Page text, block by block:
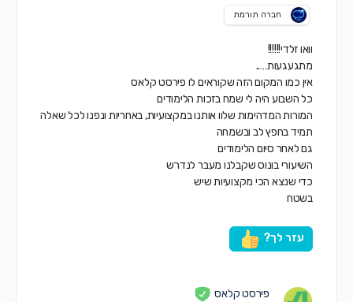
חברה תורמת
וואו זלדי!!!!!!
מתגעגעות…..
אין כמו המקום הזה שקוראים לו פירסט קלאס
כל השבוע היה לי שמח בזכות הלימודים
המורות המדהימות שלוו אותנו במקצועיות, באחריות ונפנו לכל שאלה
תמיד בחפץ לב ובשמחה
גם לאחר סיום הלימודים
השיעורי בונוס שקבלנו מעבר לנדרש
כדי שנצא הכי מקצועיות שיש
בשטח
עזר לך?
פירסט קלאס